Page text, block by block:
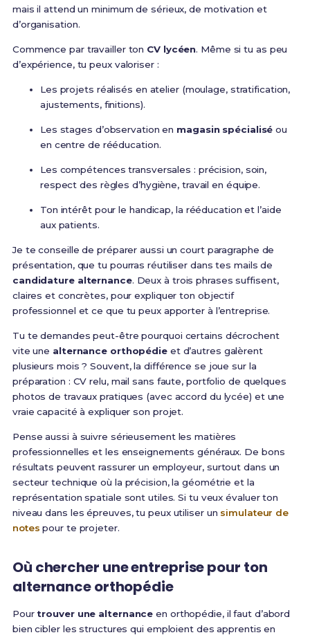
mais il attend un minimum de sérieux, de motivation et
d’organisation.
Commence par travailler ton CV lycéen. Même si tu as peu
d’expérience, tu peux valoriser :
Les projets réalisés en atelier (moulage, stratification,
ajustements, finitions).
Les stages d’observation en magasin spécialisé ou
en centre de rééducation.
Les compétences transversales : précision, soin,
respect des règles d’hygiène, travail en équipe.
Ton intérêt pour le handicap, la rééducation et l’aide
aux patients.
Je te conseille de préparer aussi un court paragraphe de
présentation, que tu pourras réutiliser dans tes mails de
candidature alternance. Deux à trois phrases suffisent,
claires et concrètes, pour expliquer ton objectif
professionnel et ce que tu peux apporter à l’entreprise.
Tu te demandes peut-être pourquoi certains décrochent
vite une alternance orthopédieet d’autres galèrent
plusieurs mois ? Souvent, la différence se joue sur la
préparation : CV relu, mail sans faute, portfolio de quelques
photos de travaux pratiques (avec accord du lycée) et une
vraie capacité à expliquer son projet.
Pense aussi à suivre sérieusement les matières
professionnelles et les enseignements généraux. De bons
résultats peuvent rassurer un employeur, surtout dans un
secteur technique où la précision, la géométrie et la
représentation spatiale sont utiles. Si tu veux évaluer ton
niveau dans les épreuves, tu peux utiliser un simulateur de
notes pour te projeter.
Où chercher une entreprise pour ton
alternance orthopédie
Pourtrouver une alternance en orthopédie, il faut d’abord
bien cibler les structures qui emploient des apprentis en